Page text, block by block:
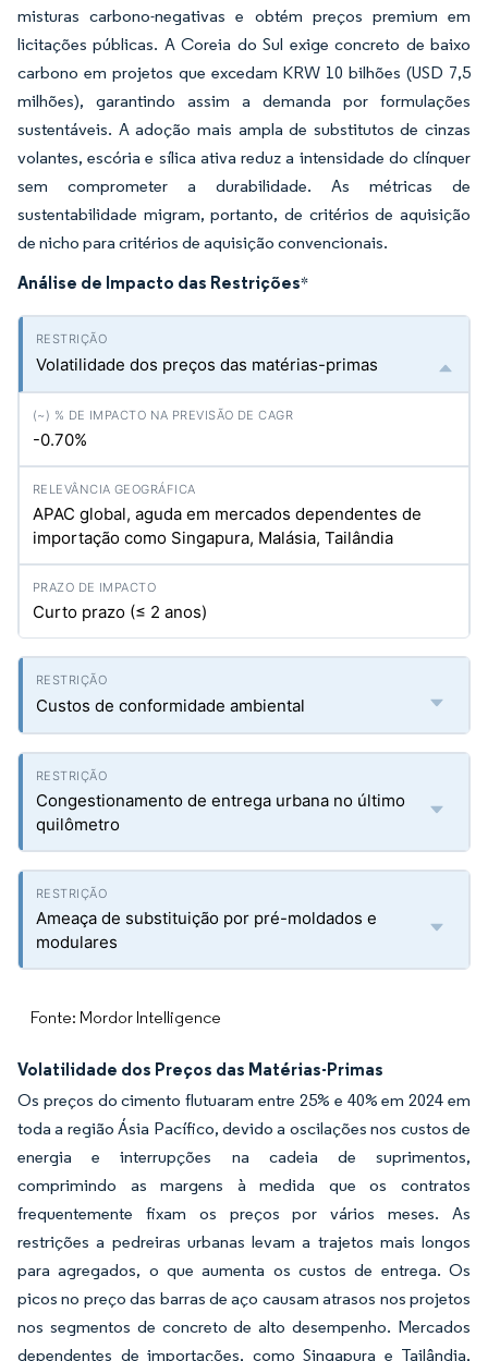
misturas carbono-negativas e obtém preços premium em
licitações públicas. A Coreia do Sul exige concreto de baixo
carbono em projetos que excedam KRW 10 bilhões (USD 7,5
milhões), garantindo assim a demanda por formulações
sustentáveis. A adoção mais ampla de substitutos de cinzas
volantes, escória e sílica ativa reduz a intensidade do clínquer
sem comprometer a durabilidade. As métricas de
sustentabilidade migram, portanto, de critérios de aquisição
de nicho para critérios de aquisição convencionais.
Análise de Impacto das Restrições*
Volatilidade dos preços das matérias-primas
-0.70%
APAC global, aguda em mercados dependentes de
importação como Singapura, Malásia, Tailândia
Curto prazo (≤ 2 anos)
Custos de conformidade ambiental
Congestionamento de entrega urbana no último
quilômetro
Ameaça de substituição por pré-moldados e
modulares
Fonte: Mordor Intelligence
Volatilidade dos Preços das Matérias-Primas
Os preços do cimento flutuaram entre 25% e 40% em 2024 em
toda a região Ásia Pacífico, devido a oscilações nos custos de
energia e interrupções na cadeia de suprimentos,
comprimindo as margens à medida que os contratos
frequentemente fixam os preços por vários meses. As
restrições a pedreiras urbanas levam a trajetos mais longos
para agregados, o que aumenta os custos de entrega. Os
picos no preço das barras de aço causam atrasos nos projetos
nos segmentos de concreto de alto desempenho. Mercados
dependentes de importações, como Singapura e Tailândia,